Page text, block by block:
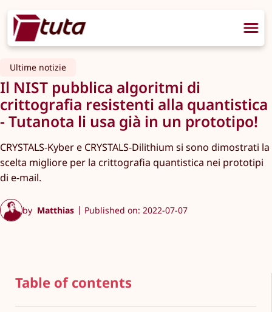
Ultime notizie
Il NIST pubblica algoritmi di
crittografia resistenti alla quantistica
- Tutanota li usa già in un prototipo!
CRYSTALS-Kyber e CRYSTALS-Dilithium si sono dimostrati la
scelta migliore per la crittografia quantistica nei prototipi
di e-mail.
by Matthias Published on: 2022-07-07
Table of contents